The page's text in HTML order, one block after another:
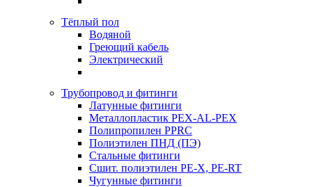
Тёплый пол
Водяной
Греющий кабель
Электрический
Трубопровод и фитинги
Латунные фитинги
Металлопластик PEX-AL-PEX
Полипропилен PPRC
Полиэтилен ПНД (ПЭ)
Стальные фитинги
Сшит. полиэтилен PE-X, PE-RT
Чугунные фитинги